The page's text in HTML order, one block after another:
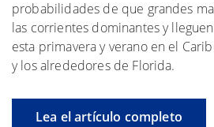
probabilidades de que grandes
las corrientes dominantes y
esta primavera y verano en el
y los alrededores de Florida.
Lea el artículo completo